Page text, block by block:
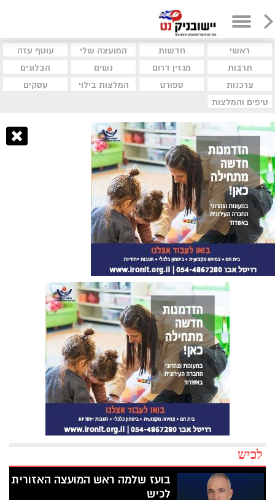
ראשי חדשות המועצה שלי
עוטף עזה
תרבות
מגזין דרום נשים
הבלוגים
צרכנות
ספורט המלצות בילוי
עסקים
טיפים והמלצות
לכיש
בועז שלמה ראש המועצה האזורית
לכיש